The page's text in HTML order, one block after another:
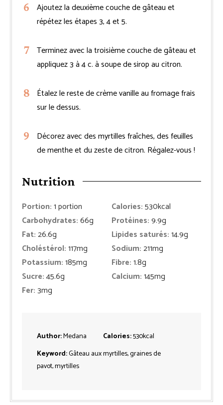
Ajoutez la deuxième couche de gâteau et
répétez les étapes 3, 4 et 5.
Terminez avec la troisième couche de gâteau et
appliquez 3 à 4 c. à soupe de sirop au citron.
Étalez le reste de crème vanille au fromage frais
sur le dessus.
Décorez avec des myrtilles fraîches, des feuilles
de menthe et du zeste de citron. Régalez-vous !
Nutrition
Portion:1portion Calories:530kcal
Carbohydrates:66g Protéines:9.9g
Fat:26.6g Lipides saturés:14.9g
Choléstérol:117mg Sodium:211mg
Potassium:185mg Fibre:1.8g
Sucre:45.6g Calcium:145mg
Fer:3mg
Author:Medana Calories:530kcal
Keyword:Gâteau aux myrtilles, graines de
pavot, myrtilles